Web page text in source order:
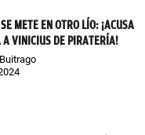
METE EN OTRO LÍO: ¡ACUSA
A VINICIUS DE PIRATERÍA!